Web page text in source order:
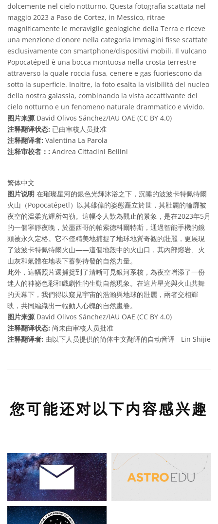
dolcemente nel cielo notturno. Questa fotografia scattata nel
maggio 2023 a Paso de Cortez, in Messico, ritrae
magnificamente le meraviglie geologiche della Terra e riceve
una menzione d'onore nella categoria Immagini fisse scattate
esclusivamente con smartphone/dispositivi mobili. Il vulcano
Popocatépetl è una bocca montuosa nella crosta terrestre
attraverso la quale roccia fusa, cenere e gas fuoriescono da
sotto la superficie. Inoltre, la foto esalta la visibilità del nucleo
della nostra galassia, combinando la vista accattivante del
cielo notturno e un fenomeno naturale drammatico e vivido.
图片来源 David Olivos Sánchez/IAU OAE (CC BY 4.0)
注释翻译状态: 已由审核人员批准
注释翻译者: Valentina La Parola
注释审校者：: Andrea Cittadini Bellini
繁体中文
图片说明 在璀璨星河的銀色光輝沐浴之下，沉睡的波波卡特佩特爾
火山（Popocatépetl）以其雄偉的姿態矗立於世，其壯麗的輪廓被
夜空的溫柔光輝所勾勒。這幅令人歎為觀止的景象，是在2023年5月
的一個寧靜夜晚，於墨西哥的帕索德科爾特斯，通過智能手機的鏡
頭被永久定格。它不僅精美地捕捉了地球地質奇觀的壯麗，更展現
了波波卡特佩特爾火山——這個地殼中的火山口，其內部熔岩、火
山灰和氣體在地表下蓄勢待發的自然力量。
此外，這幅照片還捕捉到了清晰可見銀河系核，為夜空增添了一份
迷人的神祕色彩和戲劇性的生動自然現象。在這片星光與火山共舞
的天幕下，我們得以窺見宇宙的浩瀚與地球的壯麗，兩者交相輝
映，共同編織出一幅動人心魄的自然畫卷。
图片来源 David Olivos Sánchez/IAU OAE (CC BY 4.0)
注释翻译状态: 尚未由审核人员批准
注释翻译者: 由以下人员提供的简体中文翻译的自动音译 - Lin Shijie
您可能还对以下内容感兴趣